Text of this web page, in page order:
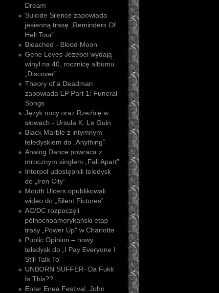
Dream
Suicide Silence zapowiada
jesienną trasę „Reminders Of
Hell Tour”
Bleached - Blood Moon
Gene Loves Jezebel wydają
winyl na 40. rocznicę albumu
„Discover”
Theory of a Deadman
zapowiada EP Part 1: Funeral
Songs
Język nocy oraz Rzeźbię w
słowach - Ursula K. Le Guin
Black Marble z intymnym
teledyskiem do „Anything”
Analog Dance powraca z
mrocznym singlem „Fall Apart”
Interpol udostępnili teledysk
do „Iron City”
Mouth Ulcers opublikowali
wideo do „Silent Pictures”
AC/DC rozpoczęli
północnoamerykański etap
trasy „Power Up” w Charlotte
Public Opinion – nowy
teledysk do „I Pay Everyone I
Still Talk To”
UNBORN SUFFER- Da Fukk
Is This??
Enter Enea Festival. John